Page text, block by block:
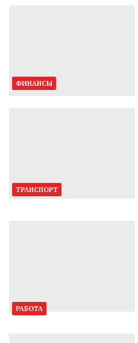
ФИНАНСЫ
ТРАНСПОРТ
РАБОТА